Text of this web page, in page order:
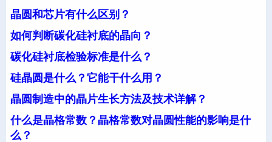
晶圆和芯片有什么区别？
如何判断碳化硅衬底的晶向？
碳化硅衬底检验标准是什么？
硅晶圆是什么？它能干什么用？
晶圆制造中的晶片生长方法及技术详解？
什么是晶格常数？晶格常数对晶圆性能的影响是什
么？